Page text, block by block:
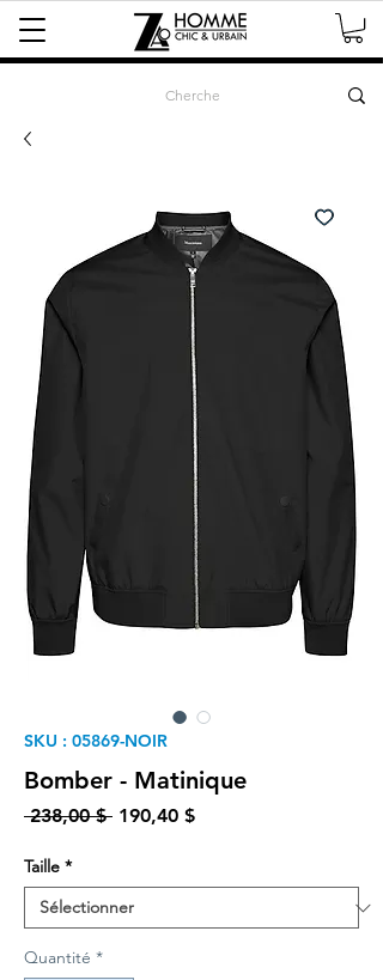
SKU : 05869-NOIR
Bomber - Matinique
238,00 $ Prix original
190,40 $Prix promotionnel
Taille *
Quantité *